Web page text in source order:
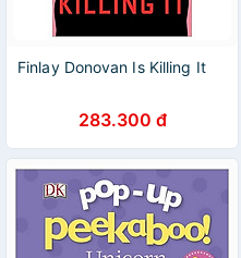
Finlay Donovan Is Killing It
283.300 đ